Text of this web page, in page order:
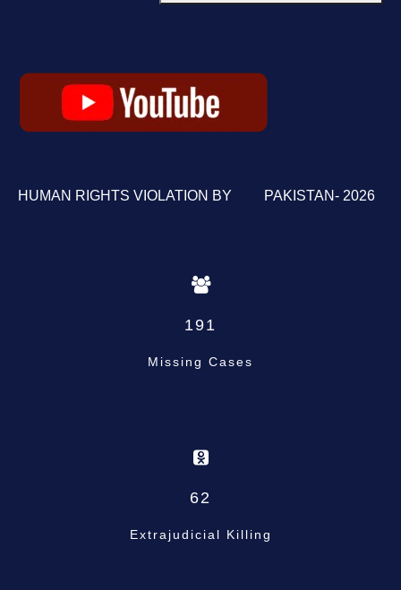
HUMAN RIGHTS VIOLATION BY PAKISTAN- 2026
191
Missing Cases
62
Extrajudicial Killing